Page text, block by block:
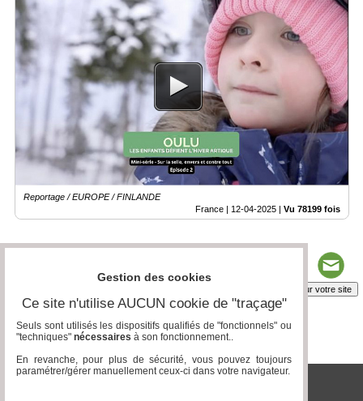
Reportage / EUROPE / FINLANDE
France | 12-04-2025 | Vu 78199 fois
Insérez sur votre site
Gestion des cookies
Ce site n'utilise AUCUN cookie de "traçage"
Seuls sont utilisés les dispositifs qualifiés de "fonctionnels" ou
"techniques" nécessaires à son fonctionnement..
En revanche, pour plus de sécurité, vous pouvez toujours
paramétrer/gérer manuellement ceux-ci dans votre navigateur.